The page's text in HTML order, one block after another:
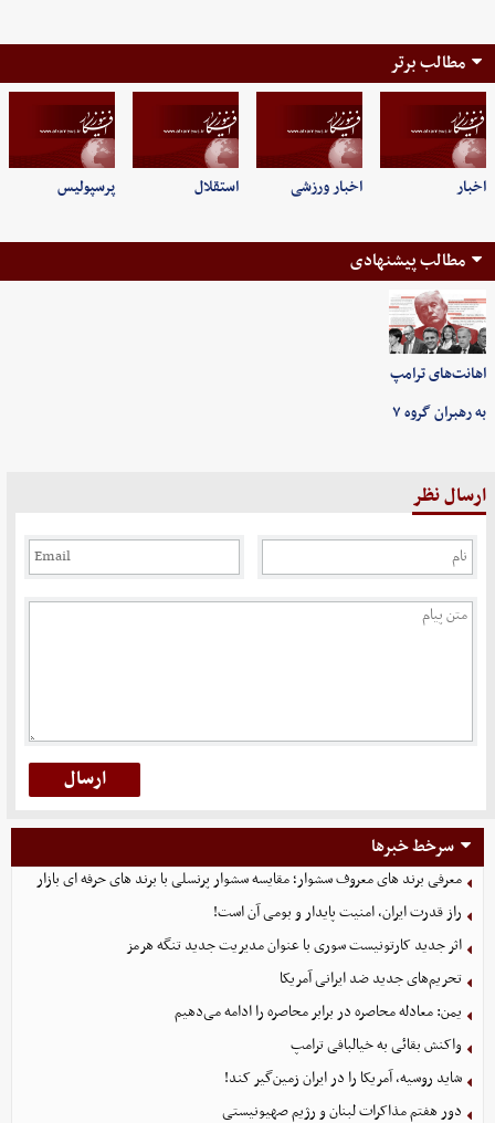
مطالب برتر
اخبار اخبار ورزشی استقلال پرسپولیس
مطالب پیشنهادی
اهانت‌های ترامپ
به رهبران گروه ۷
ارسال نظر
سرخط خبرها
معرفی برند های معروف سشوار؛ مقایسه سشوار پرنسلی با برند های حرفه ای بازار
راز قدرت ایران، امنیت پایدار و بومی آن است!
اثر جدید کارتونیست سوری با عنوان مدیریت جدید تنگه هرمز
تحریم‌های جدید ضد ایرانی آمریکا
یمن: معادله محاصره در برابر محاصره را ادامه می‌دهیم
واکنش بقائی به خیالبافی ترامپ
شاید روسیه، آمریکا را در ایران زمین‌گیر کند!
دور هفتم مذاکرات لبنان و رژیم صهیونیستی